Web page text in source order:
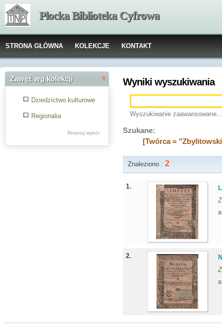
Płocka Biblioteka Cyfrowa
STRONA GŁÓWNA KOLEKCJE KONTAKT
Zawęź wg kolekcji
Dziedzictwo kulturowe
Regionalia
Resetuj wybór
Wyniki wyszukiwania
Wyszukiwanie zaawansowane...
Szukane:
[Twórca =
Znaleziono :2
1.
2.